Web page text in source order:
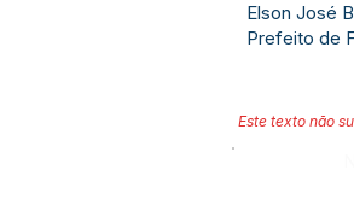
Elson José
Prefeito de
Este texto não